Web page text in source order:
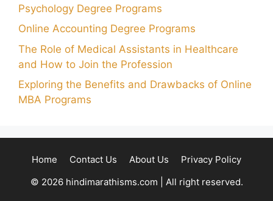
Psychology Degree Programs
Online Accounting Degree Programs
The Role of Medical Assistants in Healthcare
and How to Join the Profession
Exploring the Benefits and Drawbacks of Online
MBA Programs
Home Contact Us About Us
Privacy Policy
© 2026 hindimarathisms.com | All right reserved.